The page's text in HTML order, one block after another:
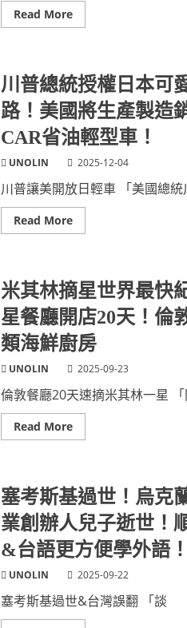
Read MoreRead
more
落
格
文
章
找
不
到
？
頂
置
所
有
完
整
清
目
錄
在
這
裡！
川普總統授權日本可
路！美國將生產製造
CAR省油輕型車！
UNOLIN 2025-12-04
川普讓美開放日輕車 「美國總統
Read MoreRead
more
統
授
權
日
本
可
愛
迷
你
車
K-
CAR
上
路！
美
產
製
造
銷
售
日
系
車
CAR
省
油
米其林摘星世界最快
星餐廳開店20天！倫
類海鮮廚房
UNOLIN 2025-09-23
倫敦餐廳20天速摘米其林一星
Read MoreRead
more
摘
星
世
界
最
快
紀
錄！
光
速
晉
升
塞考斯基過世！烏克
業創辦人兒子逝世！
&台語更方便學外語！
UNOLIN 2025-09-22
塞考斯基過世&台灣誤翻 「談